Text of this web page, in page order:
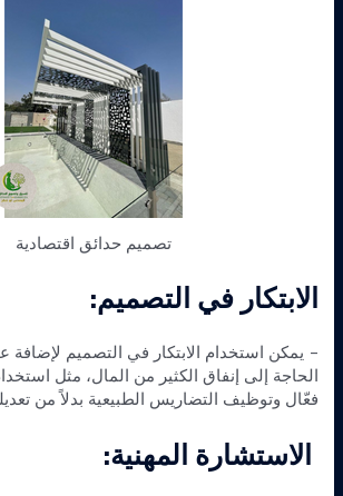
تصميم حدائق اقتصادية
الابتكار في التصميم:
– يمكن استخدام الابتكار في التصميم لإضافة
الحاجة إلى إنفاق الكثير من المال، مثل
فعّال وتوظيف التضاريس الطبيعية بدلاً من
الاستشارة المهنية: